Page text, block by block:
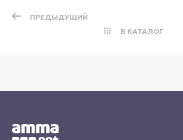
ПРЕДЫДУЩИЙ
В КАТАЛОГ